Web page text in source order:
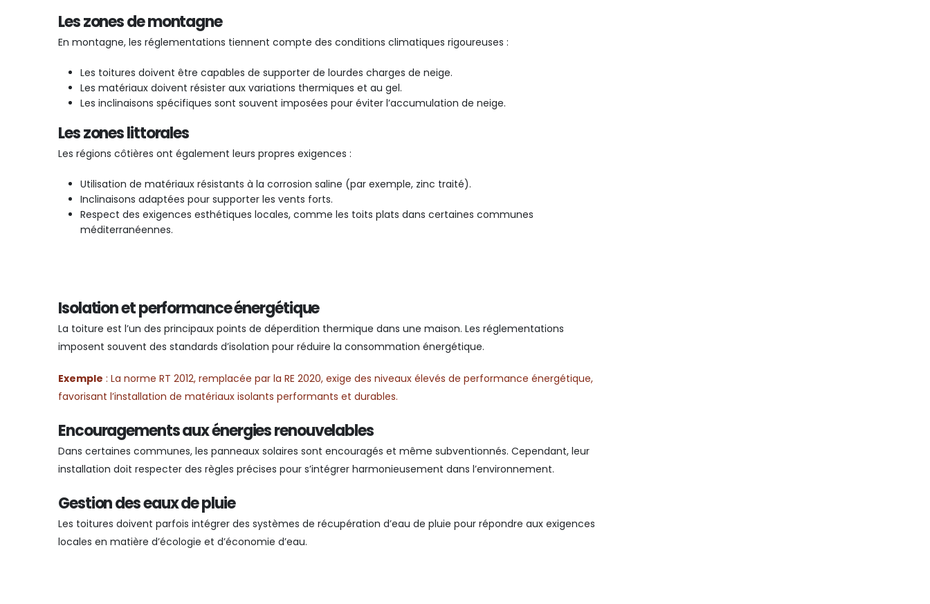
Les zones de montagne
En montagne, les réglementations tiennent compte des conditions climatiques rigoureuses :
Les toitures doivent être capables de supporter de lourdes charges de neige.
Les matériaux doivent résister aux variations thermiques et au gel.
Les inclinaisons spécifiques sont souvent imposées pour éviter l’accumulation de neige.
Les zones littorales
Les régions côtières ont également leurs propres exigences :
Utilisation de matériaux résistants à la corrosion saline (par exemple, zinc traité).
Inclinaisons adaptées pour supporter les vents forts.
Respect des exigences esthétiques locales, comme les toits plats dans certaines communes
méditerranéennes.
Isolation et performance énergétique
La toiture est l’un des principaux points de déperdition thermique dans une maison. Les réglementations
imposent souvent des standards d’isolation pour réduire la consommation énergétique.
Exemple : La norme RT 2012, remplacée par la RE 2020, exige des niveaux élevés de performance énergétique,
favorisant l’installation de matériaux isolants performants et durables.
Encouragements aux énergies renouvelables
Dans certaines communes, les panneaux solaires sont encouragés et même subventionnés. Cependant, leur
installation doit respecter des règles précises pour s’intégrer harmonieusement dans l’environnement.
Gestion des eaux de pluie
Les toitures doivent parfois intégrer des systèmes de récupération d’eau de pluie pour répondre aux exigences
locales en matière d’écologie et d’économie d’eau.